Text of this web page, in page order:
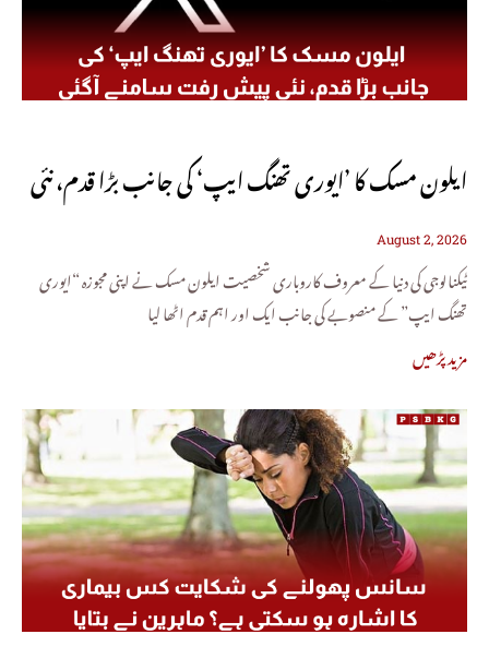
ایلون مسک کا ’ایوری تھنگ ایپ‘ کی جانب بڑا قدم، نئی
پیش رفت سامنے آگئی
August 2, 2026
ٹیکنالوجی کی دنیا کے معروف کاروباری شخصیت ایلون مسک نے اپنی مجوزہ “ایوری
تھنگ ایپ” کے منصوبے کی جانب ایک اور اہم قدم اٹھا لیا
مزید پڑھیں